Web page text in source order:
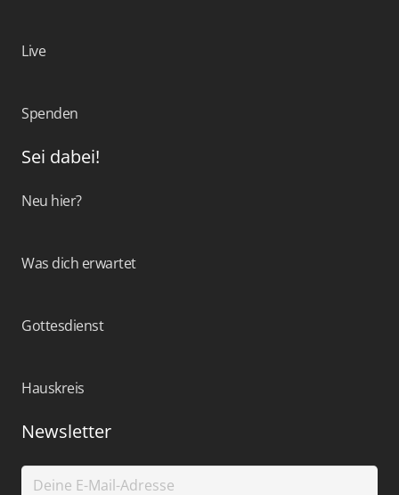
Live
Spenden
Sei dabei!
Neu hier?
Was dich erwartet
Gottesdienst
Hauskreis
Newsletter